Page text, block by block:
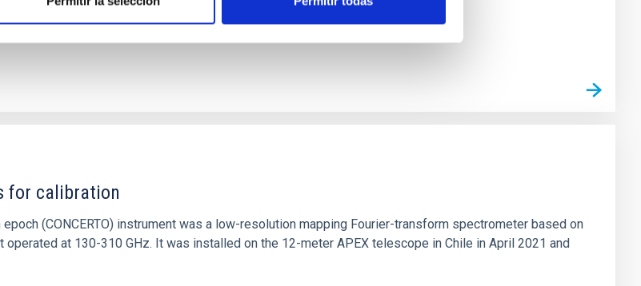
for calibration
(CONCERTO) instrument was a low-resolution mapping Fourier-transform spectrometer based on
at 130-310 GHz. It was installed on the 12-meter APEX telescope in Chile in April 2021 and